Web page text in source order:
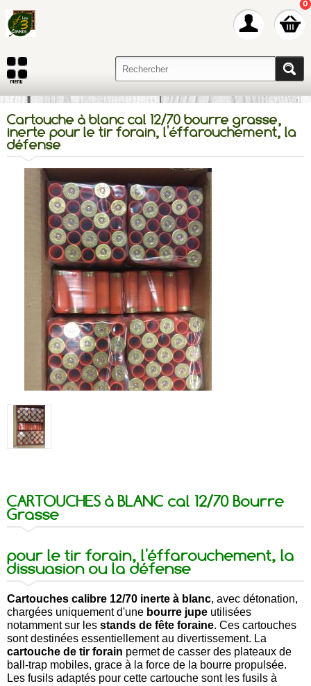
0
Cartouche à blanc cal 12/70 bourre grasse,
inerte pour le tir forain, l'éffarouchement, la
défense
CARTOUCHES à BLANC cal 12/70 Bourre
Grasse
pour le tir forain, l'éffarouchement, la
dissuasion ou la défense
Cartouches calibre 12/70 inerte à blanc, avec détonation,
chargées uniquement d'une bourre jupe utilisées
notammentsur les stands de fête foraine. Ces cartouches
sont destinées essentiellement au divertissement. La
cartouche de tir forain permet de casser des plateaux de
ball-trap mobiles, grace à la force de la bourre propulsée.
Les fusils adaptés pour cette cartouche sont les fusils à